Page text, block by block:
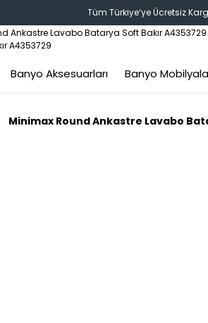
Tüm Türkiye‘ye Ücretsiz
Banyo Aksesuarları Banyo
Minimax Round Ankastre Lavabo